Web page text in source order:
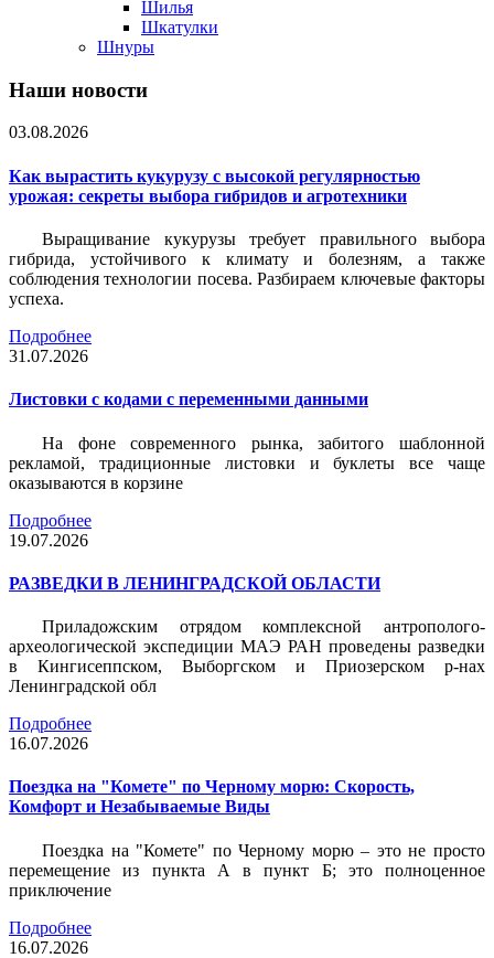
Шилья
Шкатулки
Шнуры
Наши новости
03.08.2026
Как вырастить кукурузу с высокой регулярностью
урожая: секреты выбора гибридов и агротехники
Выращивание кукурузы требует правильного выбора
гибрида, устойчивого к климату и болезням, а также
соблюдения технологии посева. Разбираем ключевые факторы
успеха.
Подробнее
31.07.2026
Листовки c кодами с переменными данными
На фоне современного рынка, забитого шаблонной
рекламой, традиционные листовки и буклеты все чаще
оказываются в корзине
Подробнее
19.07.2026
РАЗВЕДКИ В ЛЕНИНГРАДСКОЙ ОБЛАСТИ
Приладожским отрядом комплексной антрополого-
археологической экспедиции МАЭ РАН проведены разведки
в Кингисеппском, Выборгском и Приозерском р-нах
Ленинградской обл
Подробнее
16.07.2026
Поездка на "Комете" по Черному морю: Скорость,
Комфорт и Незабываемые Виды
Поездка на "Комете" по Черному морю – это не просто
перемещение из пункта А в пункт Б; это полноценное
приключение
Подробнее
16.07.2026